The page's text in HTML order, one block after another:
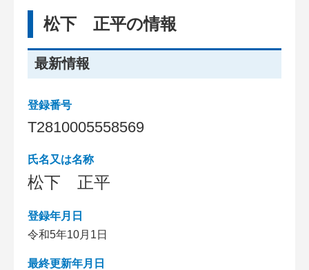
松下 正平の情報
最新情報
登録番号
T2810005558569
氏名又は名称
松下 正平
登録年月日
令和5年10月1日
最終更新年月日